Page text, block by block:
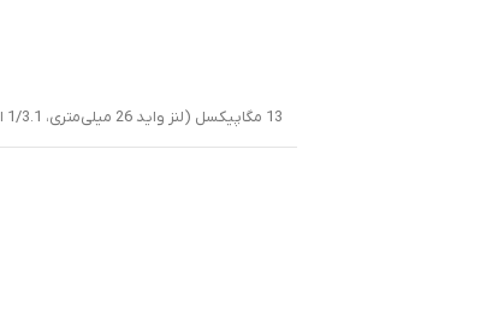
13 مگاپیکسل (لنز واید 26 میلی‌متری، 1/3.1 اینچ سایز سنسور، 1.12 میکرومتر سایز پیکسل، فوکوس خودکار با تشخیص فاز، f/2.0)